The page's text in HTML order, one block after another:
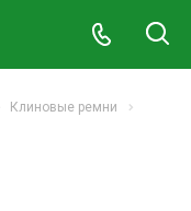
Клиновые ремни